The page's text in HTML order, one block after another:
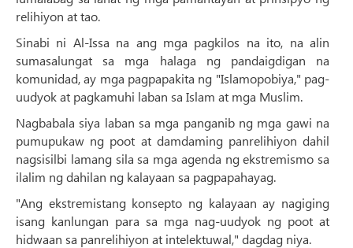
relihiyon at tao.
Sinabi ni Al-Issa na ang mga pagkilos na ito, na alin
sumasalungat sa mga halaga ng pandaigdigan na
komunidad, ay mga pagpapakita ng "Islamopobiya," pag-
uudyok at pagkamuhi laban sa Islam at mga Muslim.
Nagbabala siya laban sa mga panganib ng mga gawi na
pumupukaw ng poot at damdaming panrelihiyon dahil
nagsisilbi lamang sila sa mga agenda ng ekstremismo sa
ilalim ng dahilan ng kalayaan sa pagpapahayag.
"Ang ekstremistang konsepto ng kalayaan ay nagiging
isang kanlungan para sa mga nag-uudyok ng poot at
hidwaan sa panrelihiyon at intelektuwal," dagdag niya.